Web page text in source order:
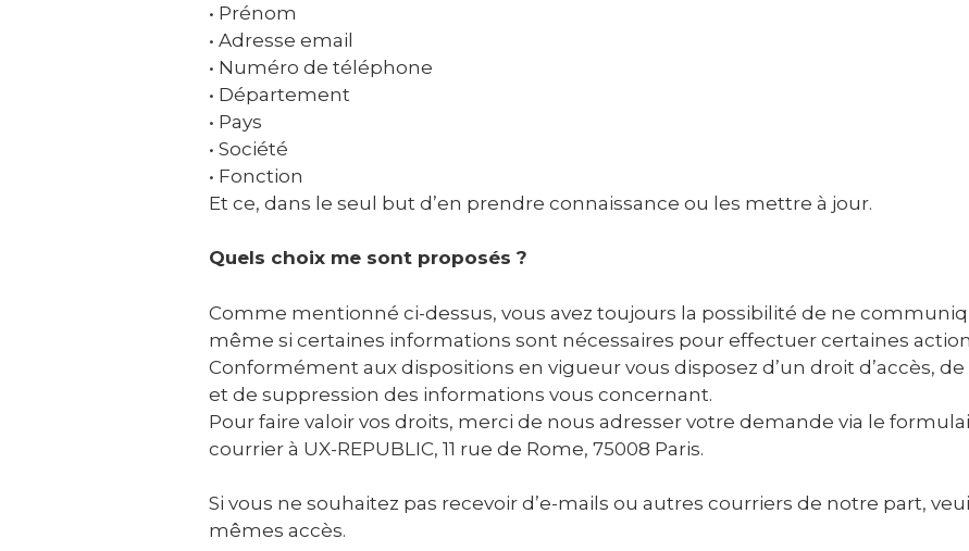
• Prénom
• Adresse email
• Numéro de téléphone
• Département
• Pays
• Société
• Fonction
Et ce, dans le seul but d’en prendre connaissance ou les mettre à jour.
Quels choix me sont proposés ?
Comme mentionné ci-dessus, vous avez toujours la possibilité de ne
même si certaines informations sont nécessaires pour effectuer certaines
Conformément aux dispositions en vigueur vous disposez d’un droit d’accès,
et de suppression des informations vous concernant.
Pour faire valoir vos droits, merci de nous adresser votre demande via le
courrier à UX-REPUBLIC, 11 rue de Rome, 75008 Paris.
Si vous ne souhaitez pas recevoir d’e-mails ou autres courriers de notre part,
mêmes accès.